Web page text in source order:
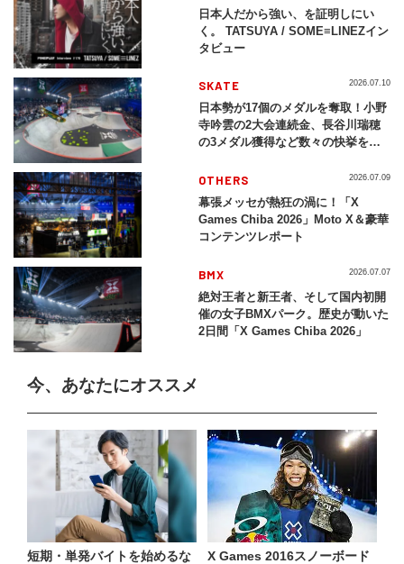
日本人だから強い、を証明しにい
く。 TATSUYA / SOME≡LINEZイン
タビュー
SKATE
日本勢が17個のメダルを奪取！小野
寺吟雲の2大会連続金、長谷川瑞穂
の3メダル獲得など数々の快挙をプ
2026」
2026.07.10
OTHERS
幕張メッセが熱狂の渦に！「X
Games Chiba 2026」Moto X＆豪華
コンテンツレポート
2026.07.09
BMX
絶対王者と新王者、そして国内初開
催の女子BMXパーク。歴史が動いた
2日間「X Games Chiba 2026」
2026.07.07
今、あなたにオススメ
短期・単発バイトを始めるな
X Games 2016スノーボード